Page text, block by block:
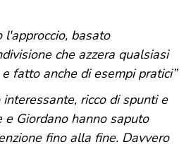
l'approccio, basato
che azzera qualsiasi
fatto anche di esempi pratici”
interessante, ricco di spunti e
e Giordano hanno saputo
fino alla fine. Davvero